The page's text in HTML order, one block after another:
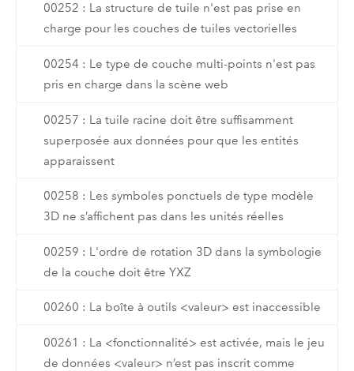
00252 : La structure de tuile n'est pas prise en
charge pour les couches de tuiles vectorielles
00254 : Le type de couche multi-points n'est pas
pris en charge dans la scène web
00257 : La tuile racine doit être suffisamment
superposée aux données pour que les entités
apparaissent
00258 : Les symboles ponctuels de type modèle
3D ne s’affichent pas dans les unités réelles
00259 : L'ordre de rotation 3D dans la symbologie
de la couche doit être YXZ
00260 : La boîte à outils <valeur> est inaccessible
00261 : La <fonctionnalité> est activée, mais le jeu
de données <valeur> n’est pas inscrit comme